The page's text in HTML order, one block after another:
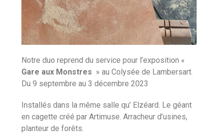
Notre duo reprend du service pour l’exposition «
Gare aux Monstres » au Colysée de Lambersart.
Du 9 septembre au 3 décembre 2023
Installés dans la même salle qu’ Elzéard. Le géant
en cagette créé par Artimuse. Arracheur d’usines,
planteur de forêts.